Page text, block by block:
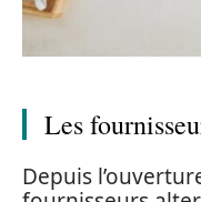
Les
Depuis